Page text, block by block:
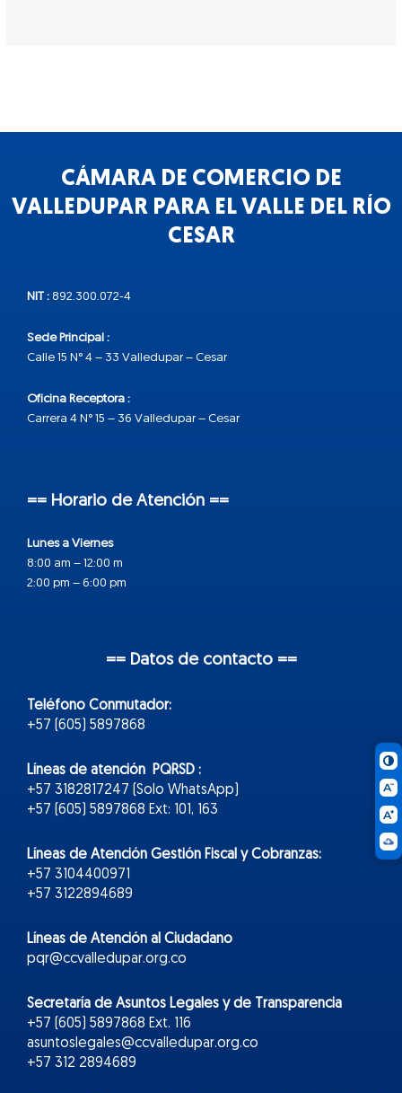
CÁMARA DE COMERCIO DE
VALLEDUPAR PARA EL VALLE DEL RÍO
CESAR
NIT : 892.300.072-4
Sede Principal :
Calle 15 N° 4 – 33 Valledupar – Cesar
Oficina Receptora :
Carrera 4 N° 15 – 36 Valledupar – Cesar
== Horario de Atención ==
Lunes a Viernes
8:00 am – 12:00 m
2:00 pm – 6:00 pm
== Datos de contacto ==
Teléfono Conmutador:
+57 (605) 5897868
Líneas de atención PQRSD :
+57 3182817247 (Solo WhatsApp)
+57 (605) 5897868 Ext: 101, 163
Líneas de Atención Gestión Fiscal y Cobranzas:
+57 3104400971
+57 3122894689
Líneas de Atención al Ciudadano
pqr@ccvalledupar.org.co
Secretaría de Asuntos Legales y de Transparencia
+57 (605) 5897868 Ext. 116
asuntoslegales@ccvalledupar.org.co
+57 312 2894689